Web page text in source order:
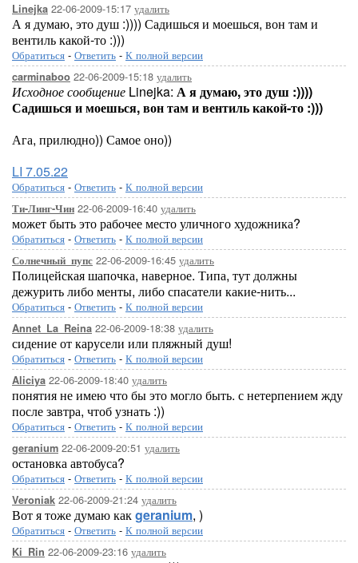
Linejka 22-06-2009-15:17 удалить
А я думаю, это душ :)))) Садишься и моешься, вон там и
вентиль какой-то :)))
Обратиться - Ответить - К полной версии
carminaboo 22-06-2009-15:18 удалить
Исходное сообщение Linejka: А я думаю, это душ :))))
Садишься и моешься, вон там и вентиль какой-то :)))
Ага, прилюдно)) Самое оно))
LI 7.05.22
Обратиться - Ответить - К полной версии
Ти-Линг-Чин 22-06-2009-16:40 удалить
может быть это рабочее место уличного художника?
Обратиться - Ответить - К полной версии
Солнечный_пупс 22-06-2009-16:45 удалить
Полицейская шапочка, наверное. Типа, тут должны
дежурить либо менты, либо спасатели какие-нить...
Обратиться - Ответить - К полной версии
Annet_La_Reina 22-06-2009-18:38 удалить
сидение от карусели или пляжный душ!
Обратиться - Ответить - К полной версии
Aliciya 22-06-2009-18:40 удалить
понятия не имею что бы это могло быть. с нетерпением жду
после завтра, чтоб узнать :))
Обратиться - Ответить - К полной версии
geranium 22-06-2009-20:51 удалить
остановка автобуса?
Обратиться - Ответить - К полной версии
Veroniak 22-06-2009-21:24 удалить
Вот я тоже думаю какgeranium, )
Обратиться - Ответить - К полной версии
Ki_Rin 22-06-2009-23:16 удалить